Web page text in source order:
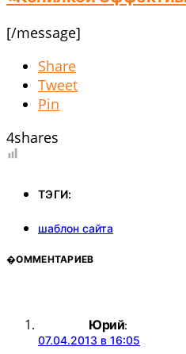
[/message]
Share
Tweet
Pin
4shares
ТЭГИ:
шаблон сайта
�ОММЕНТАРИЕВ
Юрий:
07.04.2013 в 16:05